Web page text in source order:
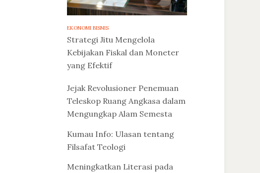
EKONOMI BISNIS
Strategi Jitu Mengelola
Kebijakan Fiskal dan Moneter
yang Efektif
Jejak Revolusioner Penemuan
Teleskop Ruang Angkasa dalam
Mengungkap Alam Semesta
Kumau Info: Ulasan tentang
Filsafat Teologi
Meningkatkan Literasi pada